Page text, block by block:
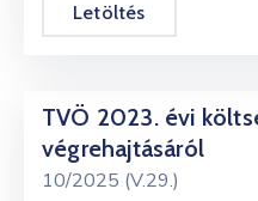
Letöltés
TVÖ 2023. évi
végrehajtásáról
10/2025 (V.29.)